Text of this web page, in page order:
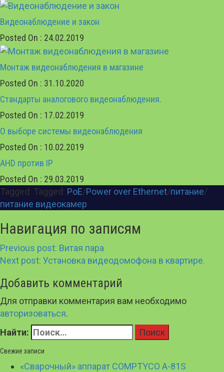
Видеонаблюдение и закон
Posted On : 24.02.2019
Монтаж видеонаблюдения в магазине
Posted On : 31.10.2020
Стандарты аналогового видеонаблюдения.
Posted On : 17.02.2019
О выборе системы видеонаблюдения
Posted On : 10.02.2019
AHD против IP
Posted On : 29.03.2019
Tagged: Tagged: PoE/Power over Ethernet/питание/
питание видеокамер
Навигация по записям
Previous post: Витая пара
Next post: Установка видеодомофона в квартире.
Добавить комментарий
Для отправки комментария вам необходимо
авторизоваться.
Найти:
Свежие записи
«Сварочный» аппарат COMPTYCO A-81S